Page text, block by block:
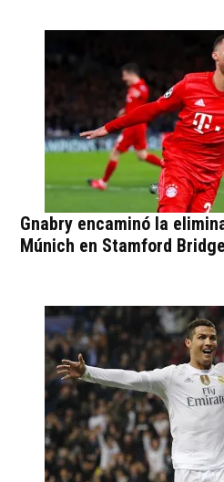
Gnabry encaminó la
Múnich en Stamford Bridge